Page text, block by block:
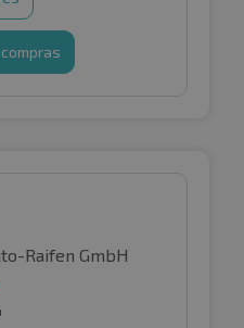
Raifen GmbH